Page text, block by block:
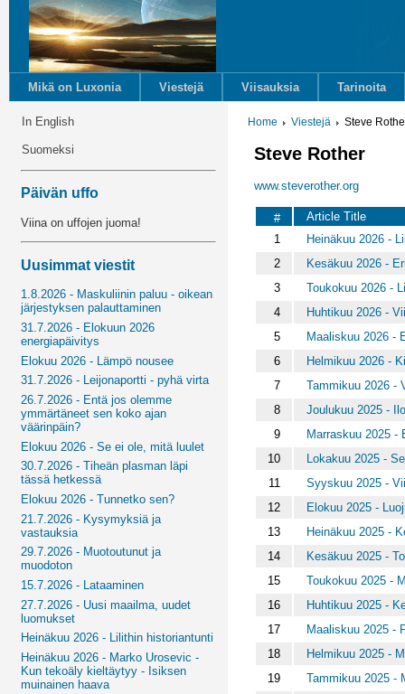
Mikä on Luxonia Viestejä Viisauksia Tarinoita
In English
Suomeksi
Päivän uffo
Viina on uffojen juoma!
Uusimmat viestit
1.8.2026 - Maskuliinin paluu - oikean
järjestyksen palauttaminen
31.7.2026 - Elokuun 2026
energiapäivitys
Elokuu 2026 - Lämpö nousee
31.7.2026 - Leijonaportti - pyhä virta
26.7.2026 - Entä jos olemme
ymmärtäneet sen koko ajan
väärinpäin?
Elokuu 2026 - Se ei ole, mitä luulet
30.7.2026 - Tiheän plasman läpi
tässä hetkessä
Elokuu 2026 - Tunnetko sen?
21.7.2026 - Kysymyksiä ja
vastauksia
29.7.2026 - Muotoutunut ja
muodoton
15.7.2026 - Lataaminen
27.7.2026 - Uusi maailma, uudet
luomukset
Heinäkuu 2026 - Lilithin historiantunti
Heinäkuu 2026 - Marko Urosevic -
Kun tekoäly kieltäytyy - Isiksen
muinainen haava
Home Viestejä Steve
Steve Rother
www.steverother.org
#
Article Title
1
Heinäkuu 2026 -
2
Kesäkuu 2026 -
3
Toukokuu 2026 -
4
Huhtikuu 2026 -
5
Maaliskuu 2026 -
6
Helmikuu 2026 -
7
Tammikuu 2026 -
8
Joulukuu 2025 -
9
Marraskuu 2025 -
10
Lokakuu 2025 -
11
Syyskuu 2025 -
12
Elokuu 2025 -
13
Heinäkuu 2025 -
14
Kesäkuu 2025 -
15
Toukokuu 2025 -
16
Huhtikuu 2025 -
17
Maaliskuu 2025 -
18
Helmikuu 2025 -
19
Tammikuu 2025 -